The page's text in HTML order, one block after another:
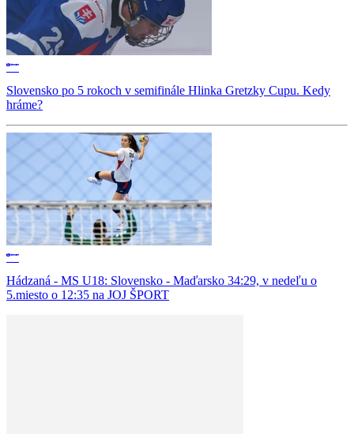
Slovensko po 5 rokoch v semifinále Hlinka Gretzky Cupu. Kedy
hráme?
Hádzaná - MS U18: Slovensko - Maďarsko 34:29, v nedeľu o
5.miesto o 12:35 na JOJ ŠPORT